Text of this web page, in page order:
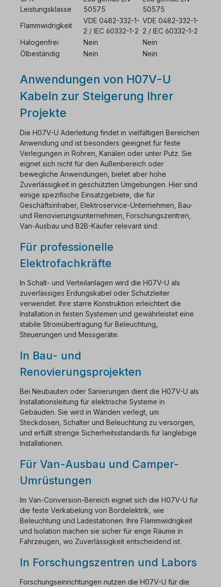
Leistungsklasse
50575
50575
Flammwidrigkeit
VDE 0482-332-1-
2 / IEC 60332-1-2
VDE 0482-332-1-
2 / IEC 60332-1-2
Halogenfrei
Nein
Nein
Ölbeständig
Nein Nein
Anwendungen von H07V-U
Kabeln zur Steigerung Ihrer
Projekte
Die H07V-U Aderleitung findet in vielfältigen Bereichen
Anwendung und ist besonders geeignet für feste
Verlegungen in Rohren, Kanälen oder unter Putz. Sie
eignet sich nicht für den Außenbereich oder
bewegliche Anwendungen, bietet aber hohe
Zuverlässigkeit in geschützten Umgebungen. Hier sind
einige spezifische Einsatzgebiete, die für
Geschäftsinhaber, Elektroservice-Unternehmen, Bau-
und Renovierungsunternehmen, Forschungszentren,
Van-Ausbau und B2B-Käufer relevant sind:
Für professionelle
Elektrofachkräfte
In Schalt- und Verteilanlagen wird die H07V-U als
zuverlässiges Erdungskabel oder Schutzleiter
verwendet. Ihre starre Konstruktion erleichtert die
Installation in festen Systemen und gewährleistet eine
stabile Stromübertragung für Beleuchtung,
Steuerungen und Messgeräte.
In Bau- und
Renovierungsprojekten
Bei Neubauten oder Sanierungen dient die H07V-U als
Installationsleitung für elektrische Systeme in
Gebäuden. Sie wird in Wänden verlegt, um
Steckdosen, Schalter und Beleuchtung zu versorgen,
und erfüllt strenge Sicherheitsstandards für langlebige
Installationen.
Für Van-Ausbau und Camper-
Umrüstungen
Im Van-Conversion-Bereich eignet sich die H07V-U für
die feste Verkabelung von Bordelektrik, wie
Beleuchtung und Ladestationen. Ihre Flammwidrigkeit
und Isolation machen sie sicher für enge Räume in
Fahrzeugen, wo Zuverlässigkeit entscheidend ist.
In Forschungszentren und Labors
Forschungseinrichtungen nutzen die H07V-U für die